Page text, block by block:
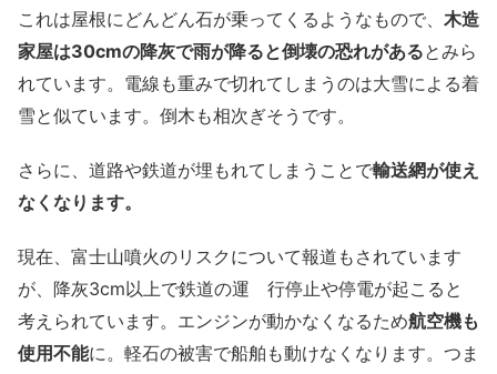
これは屋根にどんどん石が乗ってくるようなもので、 木造
家屋は30cmの降灰で雨が降ると倒壊の恐れがあるとみら
れています。電線も重みで切れてしまうのは大雪による着
雪と似ています。倒木も相次ぎそうです。
さらに、道路や鉄道が埋もれてしまうことで輸送網が使え
なくなります。
現在、富士山噴火のリスクについて報道もされています
が、降灰3cm以上で鉄道の運 行停止や停電が起こると
考えられています。エンジンが動かなくなるため航空機も
使用不能に。軽石の被害で船舶も動けなくなります。つま